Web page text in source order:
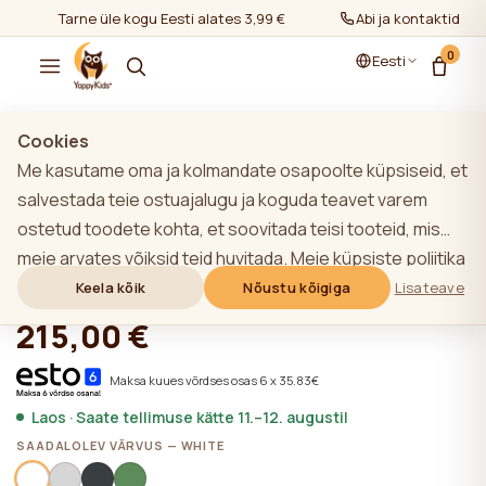
Tarne üle kogu Eesti alates 3,99 € Abi ja kontaktid
Eesti 0
Näita kõiki/Noortevoodid
YappyHytte mängumaja, WHITE
★★★★★
★★★★★4,9 (22)
215,00 €
Maksa kuues võrdses osas 6 x 35.83€
Laos · Saate tellimuse kätte 11.–12. augustil
SAADALOLEV VÄRVUS — WHITE
Cookies
Me kasutame oma ja kolmandate osapoolte küpsiseid, et
salvestada teie ostuajalugu ja koguda teavet varem
ostetud toodete kohta, et soovitada teisi tooteid, mis
meie arvates võiksid teid huvitada. Meie küpsiste poliitika
kohta lisateabe saamiseks klõpsake nupule "Lisateave".
Võite nõustuda kõigi küpsiste kasutamisega, klõpsates
nupule "Nõustu kõigiga" või lükata need tagasi,
klõpsates nupule "Keela kõik". Kui veebisaidi kasutaja
veebisaidi toimimiseks vajalikud tehnilised küpsised, mille
kasutamiseks ei ole vaja kasutaja nõusolekut.
Keela kõik Nõustu kõigiga Lisateave